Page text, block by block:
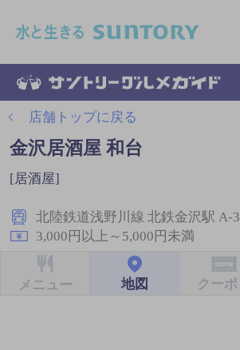
店舗トップに戻る
金沢居酒屋 和台
[居酒屋]
北陸鉄道浅野川線 北鉄金沢駅 A-
3,000円以上～5,000円未満
メニュー 地図 クーポ